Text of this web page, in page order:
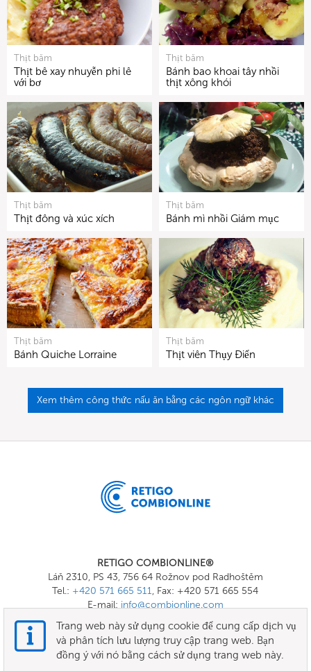
Thịt băm
Thịt bê xay nhuyễn phi lê
với bơ
Thịt băm
Bánh bao khoai tây nhồi
thịt xông khói
Thịt băm
Thịt đông và xúc xích
Thịt băm
Bánh mì nhồi Giám mục
Thịt băm
Bánh Quiche Lorraine
Thịt băm
Thịt viên Thụy Điển
Xem thêm công thức nấu ăn bằng các ngôn ngữ khác
RETIGO COMBIONLINE®
Láň 2310, PS 43, 756 64 Rožnov pod Radhoštěm
Tel.: +420 571 665 511, Fax: +420 571 665 554
E-mail: info@combionline.com
OnlineMenu
Trang web này sử dụng cookie để cung cấp dịch vụ
và phân tích lưu lượng truy cập trang web. Bạn
đồng ý với nó bằng cách sử dụng trang web này.